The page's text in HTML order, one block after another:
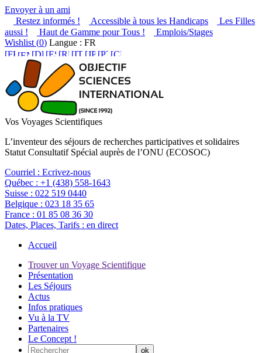
Envoyer à un ami
Restez informés !
Accessible à tous les Handicaps
Les Filles
aussi !
Haut de Gamme pour Tous !
Emplois/Stages
Wishlist (0) Langue : FR
Vos Voyages Scientifiques
L’inventeur des séjours de recherches participatives et solidaires
Statut Consultatif Spécial auprès de l’ONU (ECOSOC)
Courriel : Ecrivez-nous
Québec : +1 (438) 558-1643
Suisse : 022 519 0440
Belgique : 023 18 35 65
France : 01 85 08 36 30
Dates, Places, Tarifs : en direct
Accueil
Trouver un Voyage Scientifique
Présentation
Les Séjours
Actus
Infos pratiques
Vu à la TV
Partenaires
Le Concept !